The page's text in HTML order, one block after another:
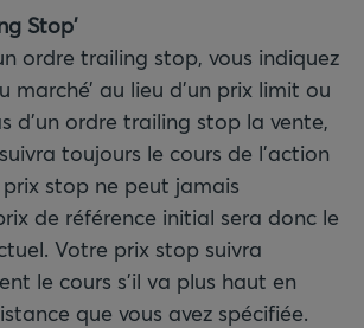
Stop'
ordre trailing stop, vous indiquez
marché’ au lieu d’un prix limit ou
d'un ordre trailing stop la vente,
toujours le cours de l'action
stop ne peut jamais
de référence initial sera donc le
Votre prix stop suivra
le cours s’il va plus haut en
que vous avez spécifiée.